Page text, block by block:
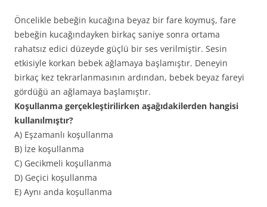
Öncelikle bebeğin kucağına beyaz bir fare koymuş, fare
bebeğin kucağındayken birkaç saniye sonra ortama
rahatsız edici düzeyde güçlü bir ses verilmiştir. Sesin
etkisiyle korkan bebek ağlamaya başlamıştır. Deneyin
birkaç kez tekrarlanmasının ardından, bebek beyaz fareyi
gördüğü an ağlamaya başlamıştır.
Koşullanma gerçekleştirilirken aşağıdakilerden hangisi
kullanılmıştır?
A) Eşzamanlı koşullanma
B) İze koşullanma
C) Gecikmeli koşullanma
D) Geçici koşullanma
E) Aynı anda koşullanma